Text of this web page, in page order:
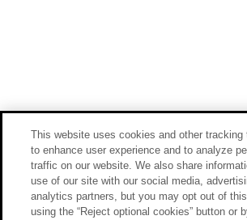
This website uses cookies and other tracking
to enhance user experience and to analyze
traffic on our website. We also share
use of our site with our social media,
analytics partners, but you may opt out of
using the “Reject optional cookies” button or